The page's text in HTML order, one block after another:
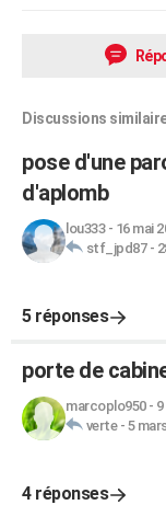
Discussions
pose d'une
d'aplomb
lou333- 16 mai
stf_jpd87-
5 réponses
porte de
marcoplo950-
verte- 5
4 réponses